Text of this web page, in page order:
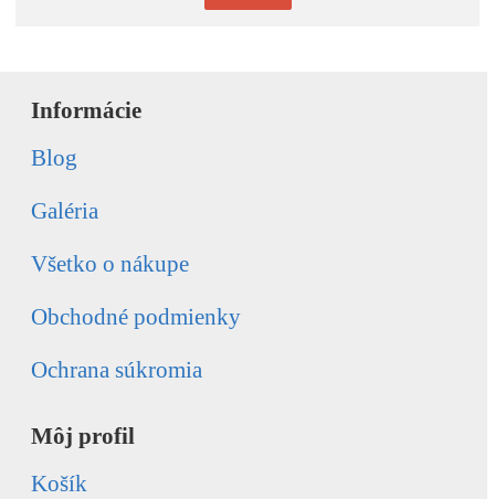
Informácie
Blog
Galéria
Všetko o nákupe
Obchodné podmienky
Ochrana súkromia
Môj profil
Košík